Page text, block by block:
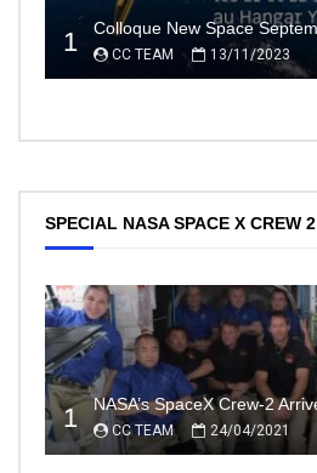
1 CC TEAM 13/11/2023
SPECIAL NASA SPACE X CREW 2
1 CC TEAM 24/04/2021